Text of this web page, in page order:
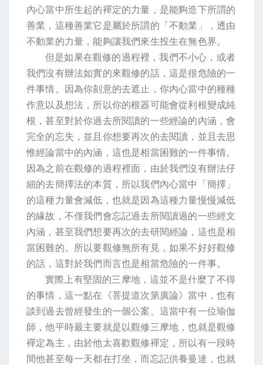
內心當中所生起的襌定的力量，是能夠造下所謂的
善業，這種善業它是屬於所謂的「不動業」，透由
不動業的力量，能夠讓我們來生投生在無色界。
但是如果在觀修的過程裡，我們不小心，或者
我們沒有辦法如實的來觀修的話，這是很危險的一
件事情。因為你刻意的去遮止，你內心當中的種種
作意以及想法，所以你的根器可能會從利根變成純
根，甚至對於你過去所閱讀的一些經論的內涵，會
完全的忘失，並且你想要再次的去閱讀，並且去思
惟經論當中的內涵，這也是相當困難的一件事情。
因為之前在觀修的過程裡面，由於我們沒有辦法仔
細的去簡擇法的本質，所以我們內心當中「簡擇」
的這種力量會減低，也就是因為這種力量慢慢減低
的緣故，不僅我們會忘記過去所閱讀過的一些經文
內涵，甚至我們想要再次的去研閱經論，這也是相
當困難的。所以要觀修無所有見，如果不好好觀修
的話，這對於我們而言也是相當危險的一件事。
實際上有堅固的三摩地，這並不是什麼了不得
的事情，這一點在《菩提道次第廣論》當中，也有
談到過去曾經發生的一個公案。這當中有一位瑜伽
師，他平時最主要就是以觀修三摩地，也就是觀修
襌定為主，由於他太喜歡觀修襌定，所以有一段時
間他甚至每一天都在打坐，而忘記供養曼達，也就